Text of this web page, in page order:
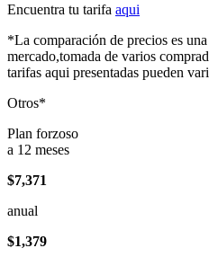
Encuentra tu tarifa aqui
*La comparación de precios es
mercado,tomada de varios
tarifas aqui presentadas pueden
Otros*
Plan forzoso
a 12 meses
$7,371
anual
$1,379